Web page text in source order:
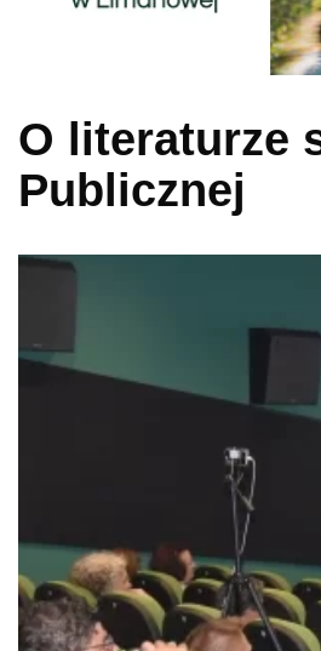
O literaturze
Publicznej